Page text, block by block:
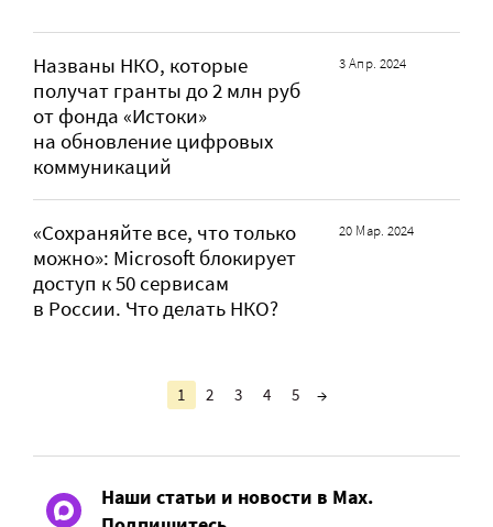
Названы НКО, которые
получат гранты до 2 млн руб
от фонда «Истоки»
на обновление цифровых
коммуникаций
3 Апр. 2024
«Сохраняйте все, что только
можно»: Microsoft блокирует
доступ к 50 сервисам
в России. Что делать НКО?
20 Мар. 2024
1 2 3 4 5 →
Наши статьи и новости в Max.